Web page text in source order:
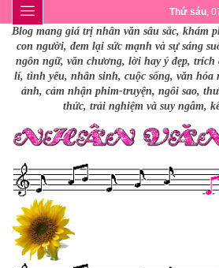
Thứ sáu,
Blog mang giá trị nhân văn sâu sắc, khám
con người, đem lại sức mạnh và sự sáng
ngôn ngữ, văn chương, lời hay ý đẹp, trích
lí, tình yêu, nhân sinh, cuộc sống, văn hóa
ảnh, cảm nhận phim-truyện, ngôi sao,
thức, trải nghiệm và suy ngẫm,